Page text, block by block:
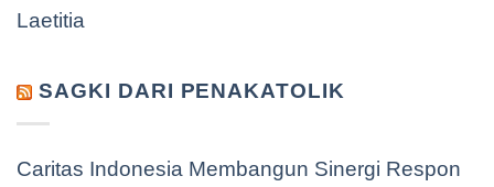
Laetitia
SAGKI DARI PENAKATOLIK
Caritas Indonesia Membangun Sinergi Respon